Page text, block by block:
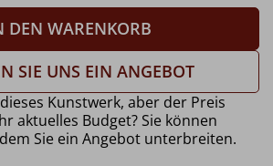
DEN WARENKORB
SIE UNS EIN ANGEBOT
Kunstwerk, aber der Preis
aktuelles Budget? Sie können
Sie ein Angebot unterbreiten.